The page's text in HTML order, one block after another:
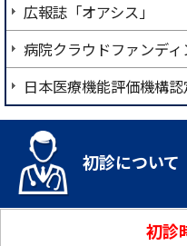
広報誌「オアシス」
病院クラウドファンデ
日本医療機能評価機構認
初診について
初診